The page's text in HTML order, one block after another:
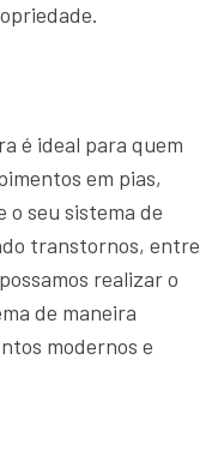
é ideal para quem
em pias,
o seu sistema de
transtornos, entre
realizar o
de maneira
modernos e